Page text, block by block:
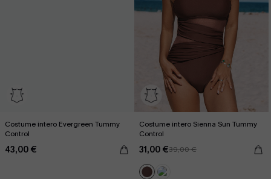
Costume intero Evergreen Tummy
Control
43,00 €
Costume intero Sienna Sun Tummy
Control
31,00 €39,00 €